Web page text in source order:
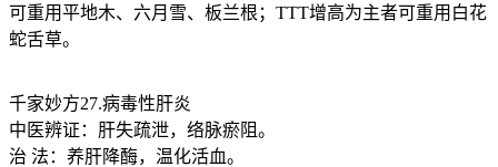
可重用平地木、六月雪、板兰根；TTT增高为主者可重用白花
蛇舌草。
千家妙方27.病毒性肝炎
中医辨证：肝失疏泄，络脉瘀阻。
治 法：养肝降酶，温化活血。